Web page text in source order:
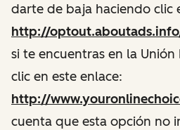
darte de baja haciendo clic
http://
si te encuentras en la
clic en este enlace:
http://
cuenta que esta opción no